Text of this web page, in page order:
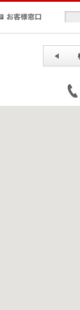
取扱店検索